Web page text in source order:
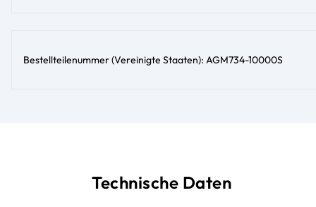
Bestellteilenummer (Vereinigte Staaten): AGM734-10000S
Technische Daten